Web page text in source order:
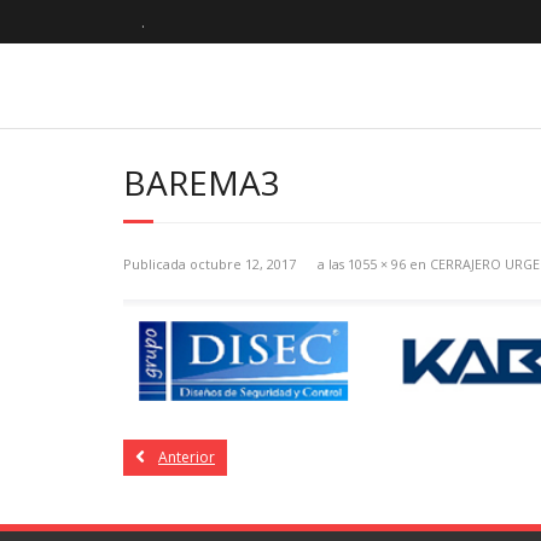
.
BAREMA3
Publicada octubre 12, 2017 a las 1055 × 96 en CERRAJERO
Anterior